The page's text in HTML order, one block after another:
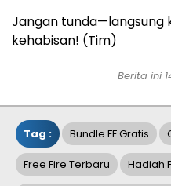
Jangan tunda—langsung
kehabisan! (Tim)
Berita ini
Tag : Bundle FF Gratis
Free Fire Terbaru Hadiah